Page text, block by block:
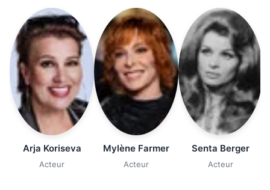
Arja Koriseva
Acteur
Mylène Farmer
Acteur
Senta Berger
Acteur